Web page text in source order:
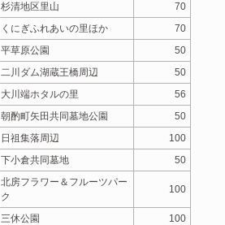
杉清地区里山
70
くにぎふれあいの里ほか
70
平草原公園
50
二川ダム湖蔵王橋周辺
50
大川端ホタルの里
56
朝酌町矢田共同墓地公園
50
日祖集落周辺
100
下小倉共同墓地 50
北房フラワー＆フルーツパー
ク
100
三休公園
100